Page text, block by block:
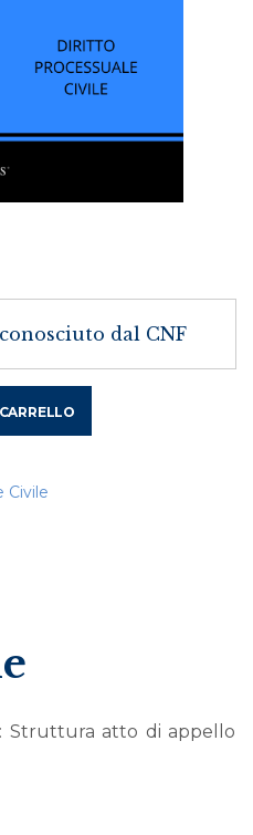
dal CNF
Civile
Struttura atto di appello